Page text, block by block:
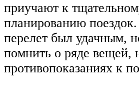
приучают к
планированию
перелет был удачным,
помнить о ряде вещей,
противопоказаниях к